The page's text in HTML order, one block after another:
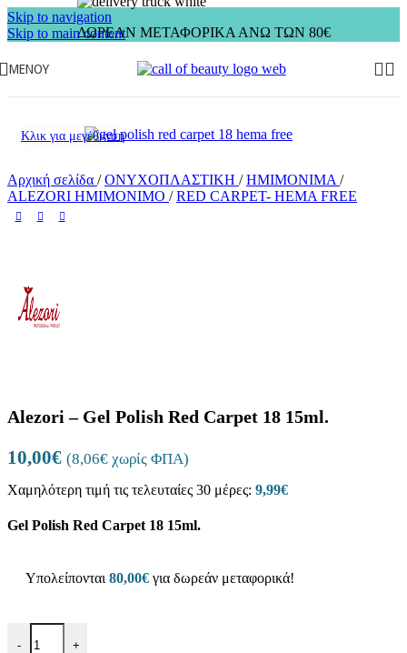
Skip to navigation
Skip to main contentΔΩΡΕΑΝ ΜΕΤΑΦΟΡΙΚΑ ΑΝΩ ΤΩΝ 80€
ΜΕΝΟΎ
Κλικ για μεγέθυνση
Αρχική σελίδα / ΟΝΥΧΟΠΛΑΣΤΙΚΗ / ΗΜΙΜΟΝΙΜΑ /
ALEZORI ΗΜΙΜΟΝΙΜΟ / RED CARPET- HEMA FREE
Alezori – Gel Polish Red Carpet 18 15ml.
10,00€ (8,06€ χωρίς ΦΠΑ)
Χαμηλότερη τιμή τις τελευταίες 30 μέρες: 9,99€
Gel Polish Red Carpet 18 15ml.
Υπολείπονται80,00€ για δωρεάν μεταφορικά!
- +